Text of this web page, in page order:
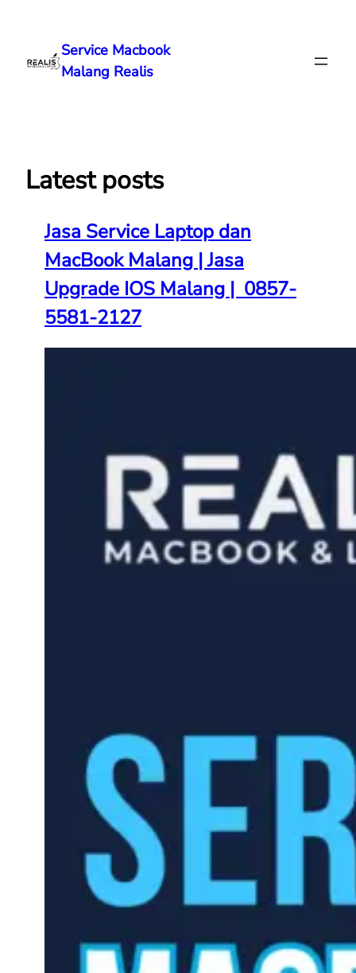
Service Macbook
Malang Realis
Latest posts
Jasa Service Laptop dan
MacBook Malang | Jasa
Upgrade IOS Malang | 0857-
5581-2127